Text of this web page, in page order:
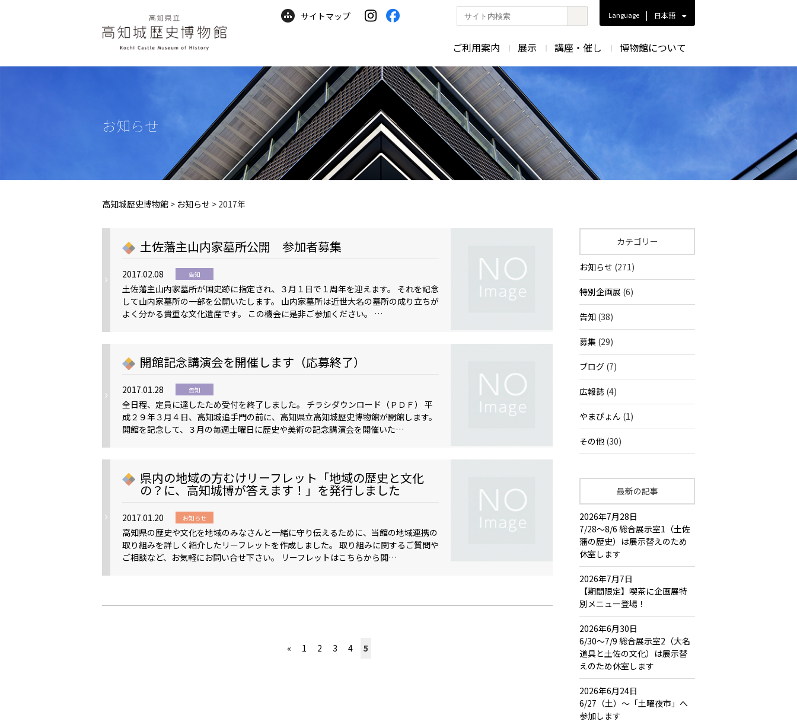
サイトマップ
ト
検
索
Language | 日本語
ご利用案内 展示 講座・催し 博物館について
お知らせ
高知城歴史博物館 > お知らせ > 2017年
土佐藩主山内家墓所公開 参加者募集
2017.02.08 告知
土佐藩主山内家墓所が国史跡に指定され、３月１日で１周年を迎えます。 それを記念
して山内家墓所の一部を公開いたします。 山内家墓所は近世大名の墓所の成り立ちが
よく分かる貴重な文化遺産です。 この機会に是非ご参加ください。 …
開館記念講演会を開催します（応募終了）
2017.01.28 告知
全日程、定員に達したため受付を終了しました。 チラシダウンロード（ＰＤＦ） 平
成２９年３月４日、高知城追手門の前に、高知県立高知城歴史博物館が開館します。
開館を記念して、３月の毎週土曜日に歴史や美術の記念講演会を開催いた…
県内の地域の方むけリーフレット「地域の歴史と文化
の？に、高知城博が答えます！」を発行しました
2017.01.20 お知らせ
高知県の歴史や文化を地域のみなさんと一緒に守り伝えるために、当館の地域連携の
取り組みを詳しく紹介したリーフレットを作成しました。 取り組みに関するご質問や
ご相談など、お気軽にお問い合せ下さい。 リーフレットはこちらから閲…
« 1 2 3 4 5
カテゴリー
お知らせ (271)
特別企画展 (6)
告知 (38)
募集 (29)
ブログ (7)
広報誌 (4)
やまぴょん (1)
その他 (30)
最新の記事
2026年7月28日
7/28～8/6 総合展示室1（土佐
藩の歴史）は展示替えのため
休室します
2026年7月7日
【期間限定】喫茶に企画展特
別メニュー登場！
2026年6月30日
6/30～7/9 総合展示室2（大名
道具と土佐の文化）は展示替
えのため休室します
2026年6月24日
6/27（土）～「土曜夜市」へ
参加します